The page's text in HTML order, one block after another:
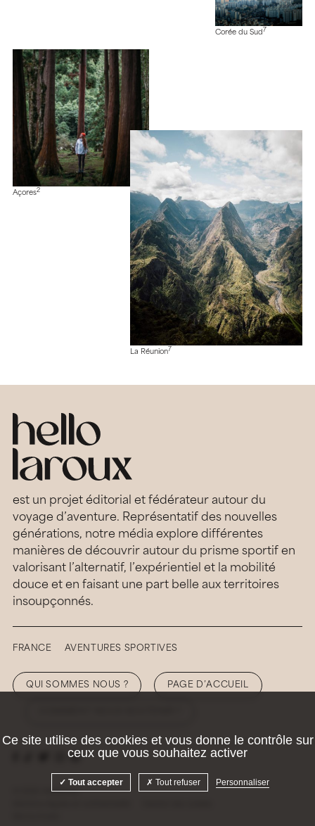
Corée du Sud 7
Açores2
La Réunion7
est un projet éditorial et fédérateur autour du
voyage d’aventure. Représentatif des nouvelles
générations, notre média explore différentes
manières de découvrir autour du prisme sportif en
valorisant l’alternatif, l’expérientiel et la mobilité
douce et en faisant une part belle aux territoires
insoupçonnés.
FRANCE AVENTURES SPORTIVES
QUI SOMMES NOUS ? PAGE D’ACCUEIL
© 2026 Hellolaroux
Ce site utilise des cookies et vous donne le contrôle sur
ceux que vous souhaitez activer
Tout accepter Tout refuser Personnaliser